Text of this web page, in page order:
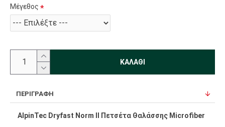
Μέγεθος
ΚΑΛΆΘΙ
ΠΕΡΙΓΡΑΦΉ
AlpinTec Dryfast Norm II Πετσέτα Θαλάσσης Microfiber